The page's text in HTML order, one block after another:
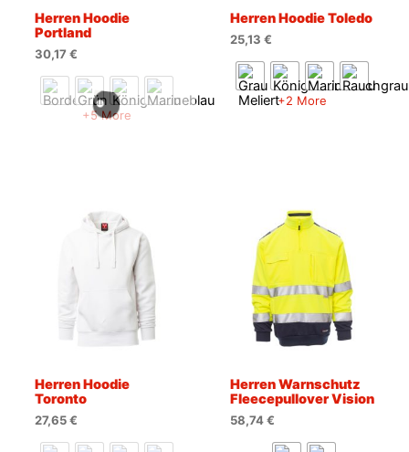
Herren Hoodie
Portland
30,17€
+5 More
Herren Hoodie Toledo
25,13 €
+2 More
Herren Hoodie
Toronto
27,65€
Herren Warnschutz
Fleecepullover Vision
58,74€